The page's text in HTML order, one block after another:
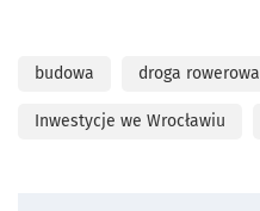
budowa droga rowerowa
Inwestycje we Wrocławiu